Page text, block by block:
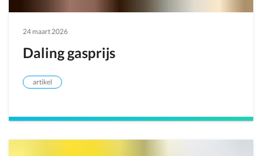
24 maart 2026
Daling gasprijs
artikel